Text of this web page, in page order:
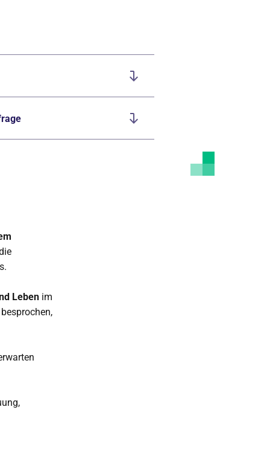
Leben im